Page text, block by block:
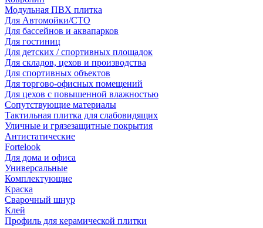
Модульная ПВХ плитка
Для Автомойки/СТО
Для бассейнов и аквапарков
Для гостиниц
Для детских / спортивных площадок
Для складов, цехов и производства
Для спортивных объектов
Для торгово-офисных помещений
Для цехов с повышенной влажностью
Сопутствующие материалы
Тактильная плитка для слабовидящих
Уличные и грязезащитные покрытия
Антистатические
Fortelook
Для дома и офиса
Универсальные
Комплектующие
Краска
Сварочный шнур
Клей
Профиль для керамической плитки